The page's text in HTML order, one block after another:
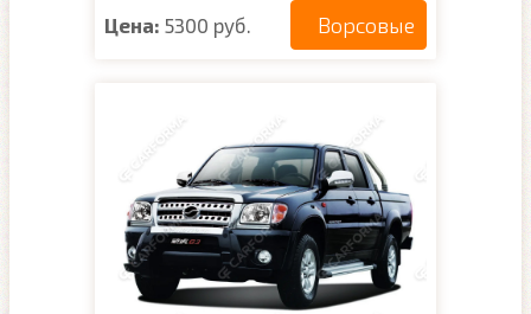
Цена: 5300 руб. Ворсовые